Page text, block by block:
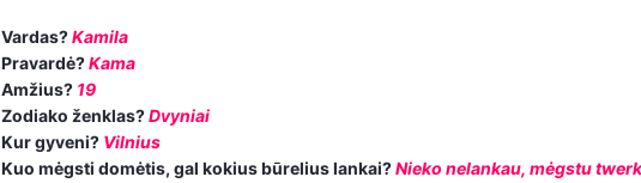
Vardas?Kamila
Pravardė?Kama
Amžius? 19
Zodiako ženklas?Dvyniai
Kur gyveni? Vilnius
Kuo mėgsti domėtis, gal kokius būrelius lankai?Nieko nelankau, mėgstu